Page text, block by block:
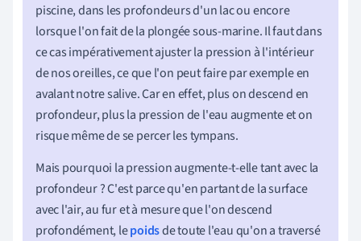
piscine, dans les profondeurs d'un lac ou encore
lorsque l'on fait de la plongée sous-marine. Il faut dans
ce cas impérativement ajuster la pression à l'intérieur
de nos oreilles, ce que l'on peut faire par exemple en
avalant notre salive. Car en effet, plus on descend en
profondeur, plus la pression de l'eau augmente et on
risque même de se percer les tympans.
Mais pourquoi la pression augmente-t-elle tant avec la
profondeur ? C'est parce qu'en partant de la surface
avec l'air,au fur et à mesure que l'on descend
profondément, lepoidsde toute l'eau qu'on a traversé